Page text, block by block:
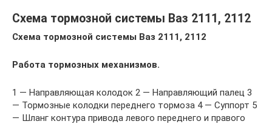
Схема тормозной системы Ваз 2111, 2112
Схема тормозной системы Ваз 2111, 2112
Работа тормозных механизмов.
1 — Направляющая колодок 2 — Направляющий палец 3
— Тормозные колодки переднего тормоза 4 — Суппорт 5
— Шланг контура привода левого переднего и правого